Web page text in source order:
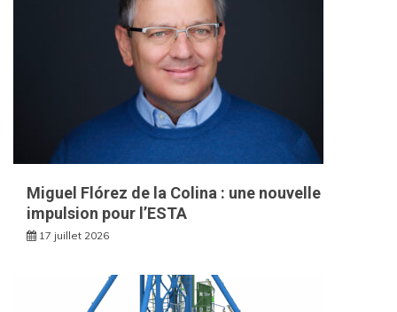
Miguel Flórez de la Colina : une nouvelle
impulsion pour l’ESTA
17 juillet 2026